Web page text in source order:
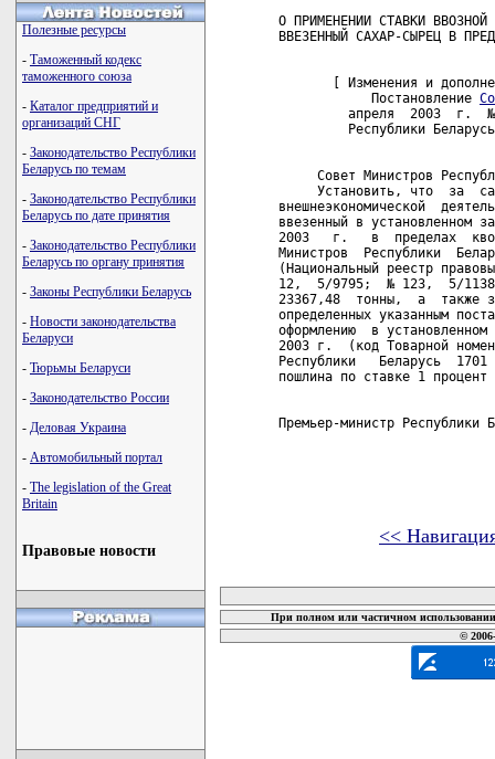
Полезные ресурсы
- Таможенный кодекс
таможенного союза
- Каталог предприятий и
организаций СНГ
- Законодательство Республики
Беларусь по темам
- Законодательство Республики
Беларусь по дате принятия
- Законодательство Республики
Беларусь по органу принятия
- Законы Республики Беларусь
- Новости законодательства
Беларуси
- Тюрьмы Беларуси
- Законодательство России
- Деловая Украина
- Автомобильный портал
- The legislation of the Great
Britain
Правовые новости
О ПРИМЕНЕНИИ СТАВКИ ВВОЗНОЙ
ВВЕЗЕННЫЙ САХАР-СЫРЕЦ В
[ Изменения и
            Постановление
апреля  2003  г.
Республики
Совет Министров
Установить, что  за
внешнеэкономической
ввезенный в установленном
2003   г.   в  пределах
Министров  Республики
(Национальный реестр
12,  5/9795;  № 123,  5/
23367,48  тонны,  а  также
определенных указанным
оформлению  в
2003 г.  (код Товарной
Республики   Беларусь
пошлина по ставке 1
Премьер-министр
<<
При полном или частичном
©